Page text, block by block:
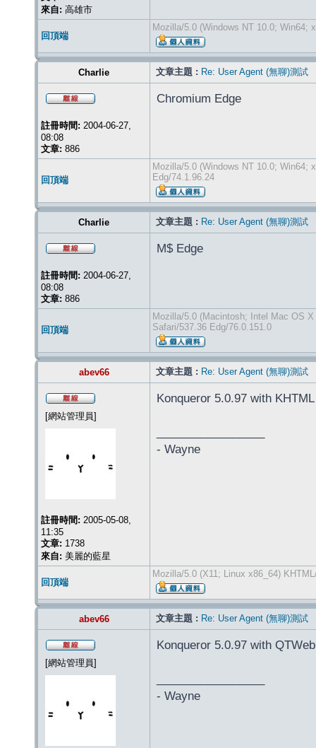
來自: 高雄市
回頂端
Mozilla/5.0 (Windows NT 10.0; Win64;
Charlie 文章主題 : Re: User Agent (無聊)測試
註冊時間: 2004-06-27,
08:08
文章: 886
Chromium Edge
回頂端
Mozilla/5.0 (Windows NT 10.0; Win64;
Edg/74.1.96.24
Charlie 文章主題 : Re: User Agent (無聊)測試
註冊時間: 2004-06-27,
08:08
文章: 886
M$ Edge
回頂端
Mozilla/5.0 (Macintosh; Intel Mac OS
Safari/537.36 Edg/76.0.151.0
abev66 文章主題 : Re: User Agent (無聊)測試
[網站管理員]
註冊時間: 2005-05-08,
11:35
文章: 1738
來自: 美麗的藍星
Konqueror 5.0.97 with KHTML
- Wayne
回頂端
Mozilla/5.0 (X11; Linux x86_64)
abev66 文章主題 : Re: User Agent (無聊)測試
[網站管理員]
Konqueror 5.0.97 with
- Wayne